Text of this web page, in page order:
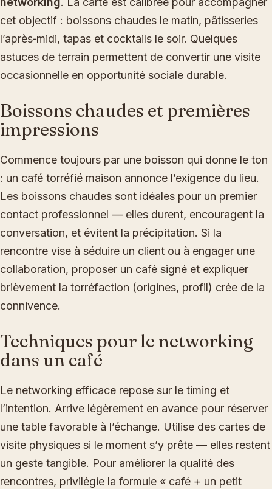
cet objectif : boissons chaudes le matin, pâtisseries
l’après‑midi, tapas et cocktails le soir. Quelques
astuces de terrain permettent de convertir une visite
occasionnelle en opportunité sociale durable.
Boissons chaudes et premières
impressions
Commence toujours par une boisson qui donne le ton
: un café torréfié maison annonce l’exigence du lieu.
Les boissons chaudes sont idéales pour un premier
contact professionnel — elles durent, encouragent la
conversation, et évitent la précipitation. Si la
rencontre vise à séduire un client ou à engager une
collaboration, proposer un café signé et expliquer
brièvement la torréfaction (origines, profil) crée de la
connivence.
Techniques pour le networking
dans un café
Le networking efficace repose sur le timing et
l’intention. Arrive légèrement en avance pour réserver
une table favorable à l’échange. Utilise des cartes de
visite physiques si le moment s’y prête — elles restent
un geste tangible. Pour améliorer la qualité des
rencontres, privilégie la formule « café + un petit